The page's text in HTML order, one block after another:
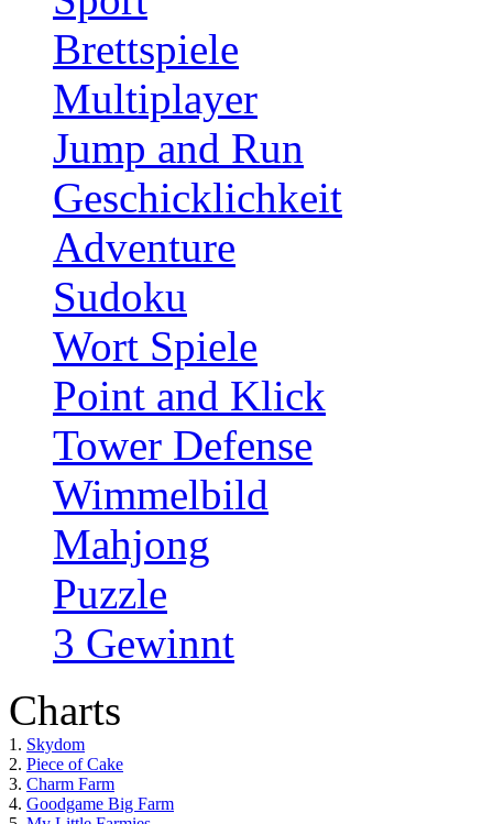
Brettspiele
Multiplayer
Jump and Run
Geschicklichkeit
Adventure
Sudoku
Wort Spiele
Point and Klick
Tower Defense
Wimmelbild
Mahjong
Puzzle
3 Gewinnt
Charts
1. Skydom
2. Piece of Cake
3. Charm Farm
4. Goodgame Big Farm